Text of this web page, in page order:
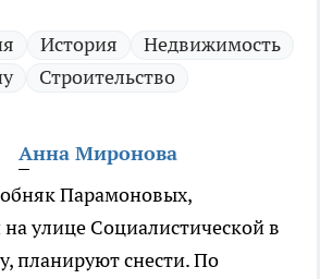
История
Недвижимость
Строительство
Анна Миронова
Парамоновых,
улице Социалистической в
планируют снести. По